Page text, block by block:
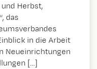
Herbst,
das
in die Arbeit
Neueinrichtungen
[…]